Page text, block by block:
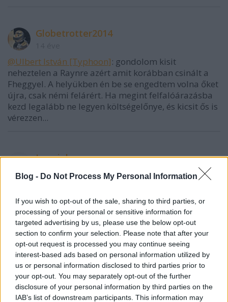
Blog - Do Not Process My Personal Information
If you wish to opt-out of the sale, sharing to third parties, or
processing of your personal or sensitive information for
targeted advertising by us, please use the below opt-out
section to confirm your selection. Please note that after your
opt-out request is processed you may continue seeing
interest-based ads based on personal information utilized by
us or personal information disclosed to third parties prior to
your opt-out. You may separately opt-out of the further
disclosure of your personal information by third parties on the
IAB’s list of downstream participants. This information may
Globetrotter2014
@Ulbert István [Typhoon]: gondolom kisit
neheztelen a Raynre azért amit korábban csinált a
Fheggyel. A helyükben én be se engedtem volna őket
újra, csak némi felárért. Ha megint felfalóárazásba
kezd legalább ne legyen költségelőnye, és kicsit ős is
vérezzen...
Lovejuh
évente 3x 4x repül 80 ezerért de van aki 10 évente 20
ért. :) Van aki ezekkel a "szarokkal" tudott életében
először repülőre ülni. Nekik tökéletesen megfelelt!
Hát ez Magyarország és a Magyar mentalizmus.
Mindig mindent csak fikázni tudtok!
mormix
14 éve